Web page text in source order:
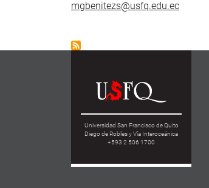
mgbenitezs@usfq.edu.ec
Universidad San Francisco de Quito
Diego de Robles y Vía Interoceánica
+593 2 506 1700